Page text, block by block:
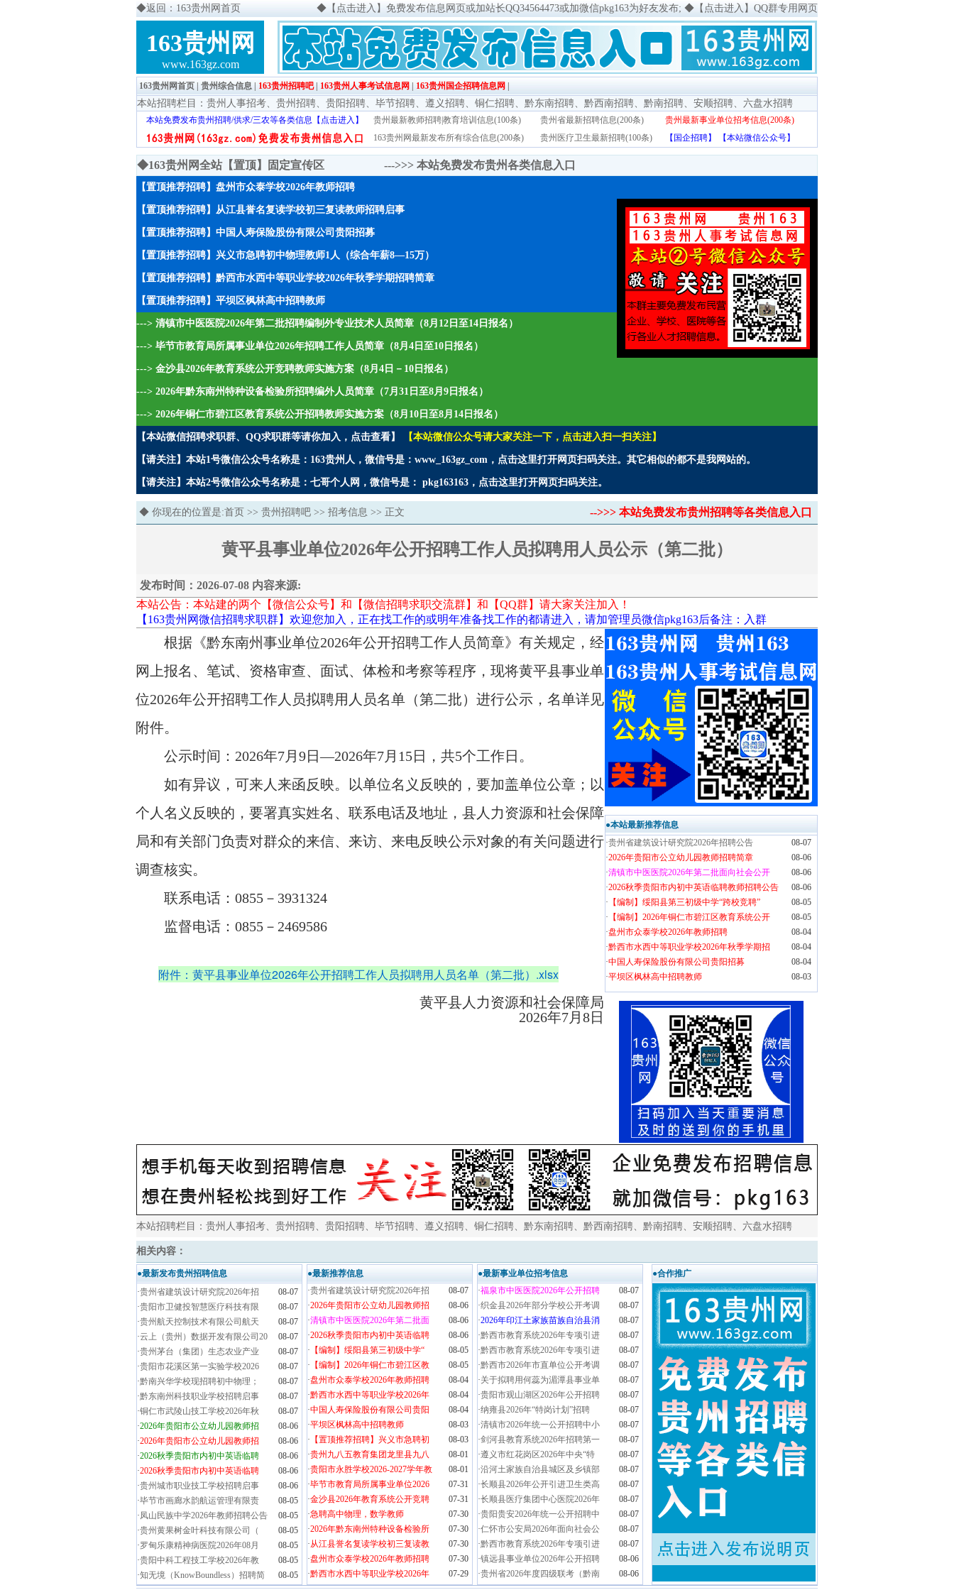
◆返回：163贵州网首页 ◆ 【点击进入】免费发布信息网页或加站长QQ34564473或加微信pkg163为好友发布; ◆ 【点击进入】QQ群专用网页
163贵州网
www.163gz.com
163贵州网首页 贵州综合信息 163贵州招聘吧| 163贵州人事考试信息网 163贵州国企招聘信息网
本站招聘栏目： 贵州人事招考、 贵州招聘、 贵阳招聘、 毕节招聘、 遵义招聘、 铜仁招聘、 黔东南招聘、 黔西南招聘、 黔南招聘、 安顺招聘、 六盘水招聘
本站免费发布贵州招聘/供求/三农等各类信息【点击进入】 贵州最新教师招聘|教育培训信息(100条) 贵州省最新招聘信息(200条)
贵州最新事业单位招考信息(200条)
163贵州网最新发布所有综合信息(200条)
贵州医疗卫生最新招聘(100条) 【国企招聘】 【本站微信公众号】
◆163贵州网全站【置顶】固定宣传区 --->>> 本站免费发布贵州各类信息入口
【置顶推荐招聘】盘州市众泰学校2026年教师招聘
【置顶推荐招聘】从江县誉名复读学校初三复读教师招聘启事
【置顶推荐招聘】中国人寿保险股份有限公司贵阳招募
【置顶推荐招聘】兴义市急聘初中物理教师1人（综合年薪8—15万）
【置顶推荐招聘】黔西市水西中等职业学校2026年秋季学期招聘简章
【置顶推荐招聘】平坝区枫林高中招聘教师
---> 清镇市中医医院2026年第二批招聘编制外专业技术人员简章（8月12日至14日报名）
---> 毕节市教育局所属事业单位2026年招聘工作人员简章（8月4日至10日报名）
---> 金沙县2026年教育系统公开竞聘教师实施方案（8月4日－10日报名）
---> 2026年黔东南州特种设备检验所招聘编外人员简章（7月31日至8月9日报名）
---> 2026年铜仁市碧江区教育系统公开招聘教师实施方案（8月10日至8月14日报名）
【本站微信招聘求职群、QQ求职群等请你加入，点击查看】 【本站微信公众号请大家关注一下，点击进入扫一扫关注】
【请关注】本站1号微信公众号名称是：163贵州人，微信号是：www_163gz_com，点击这里打开网页扫码关注。其它相似的都不是我网站的。
【请关注】本站2号微信公众号名称是：七哥个人网，微信号是： pkg163163，点击这里打开网页扫码关注。
◆ 你现在的位置是:首页 >> 贵州招聘吧 >> 招考信息 >> 正文 -->>> 本站免费发布贵州招聘等各类信息入口
黄平县事业单位2026年公开招聘工作人员拟聘用人员公示（第二批）
发布时间：2026-07-08 内容来源:
本站公告：本站建的两个【微信公众号】和【微信招聘求职交流群】和【QQ群】请大家关注加入！
【163贵州网微信招聘求职群】欢迎您加入，正在找工作的或明年准备找工作的都请进入，请加管理员微信pkg163后备注：入群
●本站最新推荐信息
·贵州省建筑设计研究院2026年招聘公告
08-07
·2026年贵阳市公立幼儿园教师招聘简章
08-06
·清镇市中医医院2026年第二批面向社会公开
08-06
·2026秋季贵阳市内初中英语临聘教师招聘公告
08-06
· 【编制】绥阳县第三初级中学“跨校竞聘”
08-05
· 【编制】2026年铜仁市碧江区教育系统公开
08-05
·盘州市众泰学校2026年教师招聘
08-04
·黔西市水西中等职业学校2026年秋季学期招
08-04
·中国人寿保险股份有限公司贵阳招募
08-04
·平坝区枫林高中招聘教师 08-03
根据《黔东南州事业单位2026年公开招聘工作人员简章》有关规定，经
网上报名、笔试、资格审查、面试、体检和考察等程序，现将黄平县事业单
位2026年公开招聘工作人员拟聘用人员名单（第二批）进行公示，名单详见
附件。
公示时间：2026年7月9日—2026年7月15日，共5个工作日。
如有异议，可来人来函反映。以单位名义反映的，要加盖单位公章；以
个人名义反映的，要署真实姓名、联系电话及地址，县人力资源和社会保障
局和有关部门负责对群众的来信、来访、来电反映公示对象的有关问题进行
调查核实。
联系电话：0855－3931324
监督电话：0855－2469586
附件：黄平县事业单位2026年公开招聘工作人员拟聘用人员名单（第二批）.xlsx
黄平县人力资源和社会保障局
2026年7月8日
本站招聘栏目： 贵州人事招考、 贵州招聘、 贵阳招聘、 毕节招聘、 遵义招聘、 铜仁招聘、 黔东南招聘、 黔西南招聘、 黔南招聘、 安顺招聘、 六盘水招聘
相关内容：
●最新发布贵州招聘信息
·贵州省建筑设计研究院2026年招
08-07
·贵阳市卫健投智慧医疗科技有限
08-07
·贵州航天控制技术有限公司航天
08-07
·云上（贵州）数据开发有限公司20
08-07
·贵州茅台（集团）生态农业产业
08-07
·贵阳市花溪区第一实验学校2026
08-07
·黔南兴华学校现招聘初中物理；
08-07
·黔东南州科技职业学校招聘启事
08-07
·铜仁市武陵山技工学校2026年秋
08-07
·2026年贵阳市公立幼儿园教师招
08-06
·2026年贵阳市公立幼儿园教师招
08-06
·2026秋季贵阳市内初中英语临聘
08-06
·2026秋季贵阳市内初中英语临聘
08-06
·贵州城市职业技工学校招聘启事
08-06
·毕节市画廊水韵航运管理有限责
08-05
·凤山民族中学2026年教师招聘公告
08-05
·贵州黄果树金叶科技有限公司（
08-05
·罗甸乐康精神病医院2026年08月
08-05
·贵阳中科工程技工学校2026年教
08-05
·知无境（KnowBoundless）招聘简 08-05
●最新推荐信息
·贵州省建筑设计研究院2026年招
08-07
·2026年贵阳市公立幼儿园教师招
08-06
·清镇市中医医院2026年第二批面
08-06
·2026秋季贵阳市内初中英语临聘
08-06
· 【编制】绥阳县第三初级中学“
08-05
· 【编制】2026年铜仁市碧江区教
08-05
·盘州市众泰学校2026年教师招聘
08-04
·黔西市水西中等职业学校2026年
08-04
·中国人寿保险股份有限公司贵阳
08-04
·平坝区枫林高中招聘教师
08-03
· 【置顶推荐招聘】兴义市急聘初
08-03
·贵州九八五教育集团龙里县九八
08-01
·贵阳市永胜学校2026-2027学年教
08-01
·毕节市教育局所属事业单位2026
07-31
·金沙县2026年教育系统公开竞聘
07-31
·急聘高中物理，数学教师
07-30
·2026年黔东南州特种设备检验所
07-30
·从江县誉名复读学校初三复读教
07-30
·盘州市众泰学校2026年教师招聘
07-30
·黔西市水西中等职业学校2026年 07-29
●最新事业单位招考信息
·福泉市中医医院2026年公开招聘
08-07
·织金县2026年部分学校公开考调
08-07
·2026年印江土家族苗族自治县消
08-07
·黔西市教育系统2026年专项引进
08-07
·黔西市教育系统2026年专项引进
08-07
·黔西市2026年市直单位公开考调
08-07
·关于拟聘用何蕊为湄潭县事业单
08-07
·贵阳市观山湖区2026年公开招聘
08-07
·纳雍县2026年“特岗计划”招聘
08-07
·清镇市2026年统一公开招聘中小
08-07
·剑河县教育系统2026年招聘第一
08-07
·遵义市红花岗区2026年中央“特
08-07
·沿河土家族自治县城区及乡镇部
08-07
·长顺县2026年公开引进卫生类高
08-07
·长顺县医疗集团中心医院2026年
08-07
·贵阳贵安2026年统一公开招聘中
08-07
·仁怀市公安局2026年面向社会公
08-07
·黔西市教育系统2026年专项引进
08-07
·镇远县事业单位2026年公开招聘
08-06
·贵州省2026年度四级联考（黔南 08-06
●合作推广